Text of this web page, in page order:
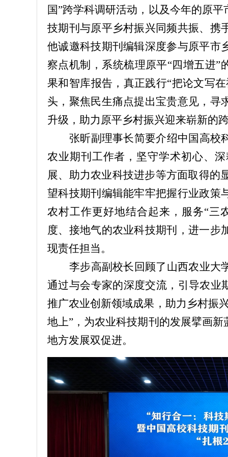
国”跨学科调研活动，以及今年的原
技期刊与原平乡村振兴同频共振、携
他诚邀科技期刊编辑深度参与原平市
察点机制，系统梳理原平“四增五进”
果和智库报告，真正践行“把论文写
头，聚焦民生痛点提出宝贵意见，寻
升级，助力原平乡村振兴迎来崭新的
张昕副理事长简要介绍中国高校
农业期刊工作者，坚守学术初心、
展、助力农业科技进步等方面取得的
望科技期刊编辑能牢牢把握行业政策
农村工作更好地结合起来，服务“三
度、接地气的农业科技期刊，进一步
现责任担当。
李步高副校长回顾了山西农业大
通过与会专家的深度交流，引导农业
推广农业创新领域成果，助力乡村振
地上”，为农业科技期刊的发展擘画
地方发展双促进。